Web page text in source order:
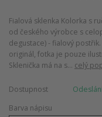
Fialová sklenka Kolorka s
od českého výrobce s
degustace) - fialový
originál, fotka je pouze
Sklenička má na s... celý
Dostupnost
Barva nápisu